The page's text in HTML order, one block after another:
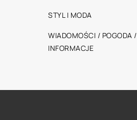
STYL I MODA
WIADOMOŚCI / POGODA /
INFORMACJE